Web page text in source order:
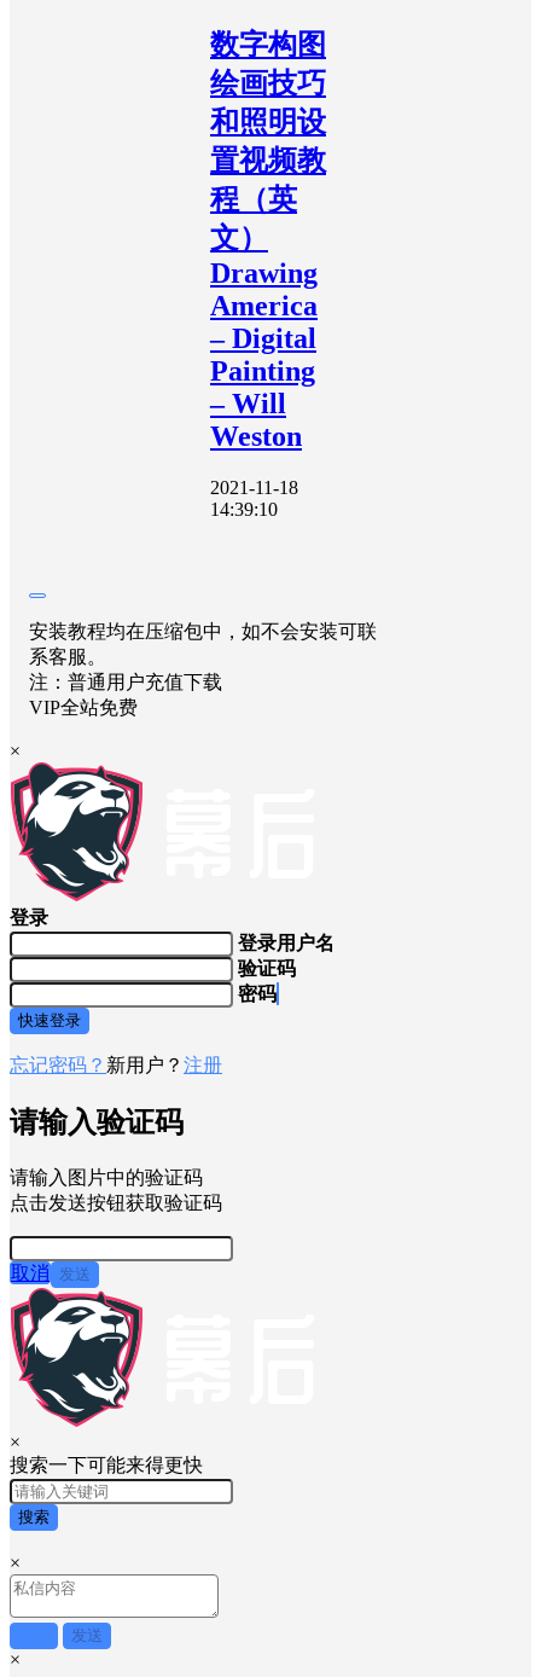
数字构图
绘画技巧
和照明设
置视频教
程（英
文）
Drawing
America
– Digital
Painting
– Will
Weston
2021-11-18
14:39:10
安装教程均在压缩包中，如不会安装可联
系客服。
注：普通用户充值下载
VIP全站免费
×
登录
登录用户名
验证码
密码
快速登录
忘记密码？ 新用户？ 注册
请输入验证码
请输入图片中的验证码
点击发送按钮获取验证码
取消 发送
×
搜索一下可能来得更快
搜索
×
发送
×